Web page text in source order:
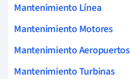
Mantenimiento Línea
Mantenimiento Motores
Mantenimiento Aeropuertos
Mantenimiento Turbinas